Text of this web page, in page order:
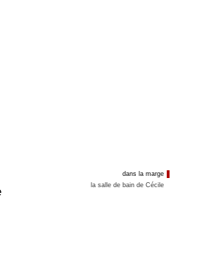
dans la marge
la salle de bain de Cécile